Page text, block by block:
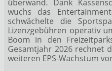
überwand. Dank
wuchs das
schwächelte die
Lizenzgebühren operativ
Boom in den
Gesamtjahr 2026 rechnet
weiteren EPS-Wachstum